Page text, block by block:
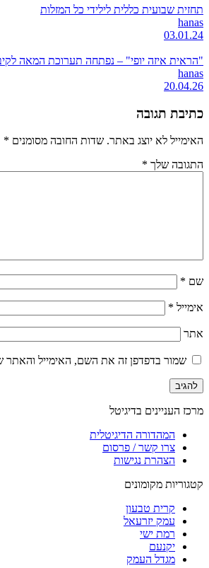
תחזית שבועית כללית לילידי כל המזלות
hanas
03.01.24
"הראית איזה יופי" – נפתחה תערוכת המאה
hanas
20.04.26
כתיבת תגובה
האימייל לא יוצג באתר. שדות החובה מסומנים *
התגובה שלך *
שם *
אימייל *
אתר
שמור בדפדפן זה את השם, האימייל והאתר
מרכז העניינים בדיגיטל
המהדורה הדיגיטלית
צרו קשר / פרסום
הצהרת נגישות
קטגוריות מקומונים
קרית טבעון
עמק יזרעאל
רמת ישי
יקנעם
מגדל העמק